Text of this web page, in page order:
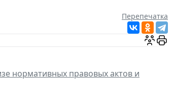
Перепечатка
нормативных правовых актов и